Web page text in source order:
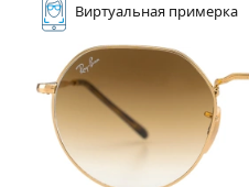
Виртуальная примерка